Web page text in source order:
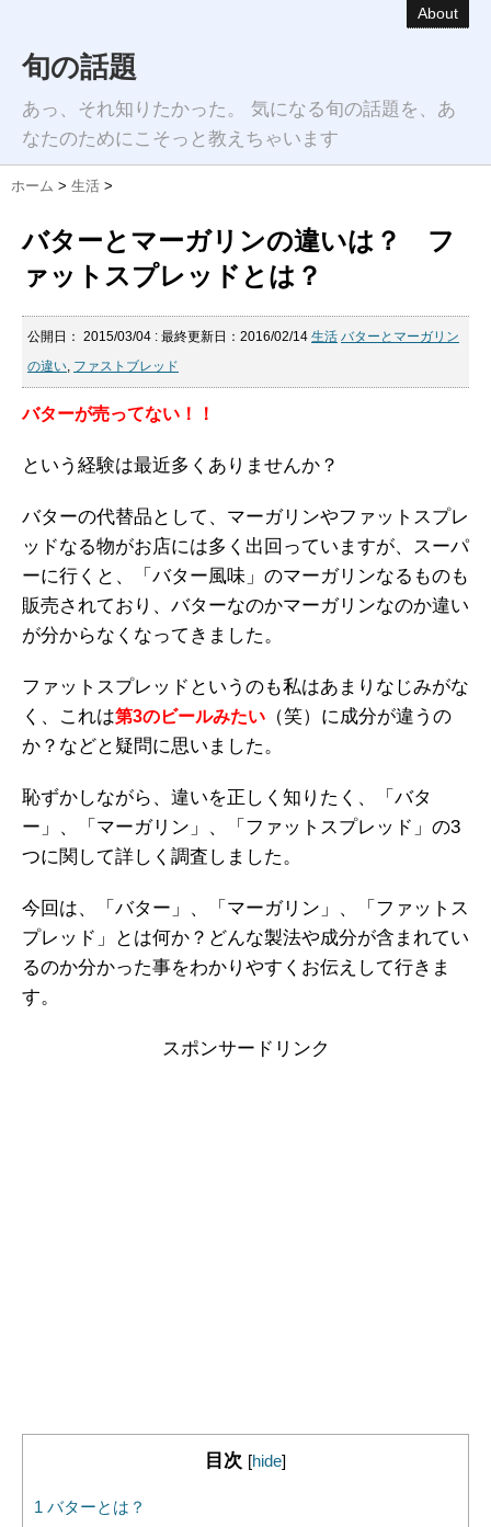
About
旬の話題
あっ、それ知りたかった。 気になる旬の話題を、あ
なたのためにこそっと教えちゃいます
ホーム > 生活 >
バターとマーガリンの違いは？ フ
ァットスプレッドとは？
公開日： 2015/03/04 : 最終更新日：2016/02/14 生活 バターとマーガリン
の違い, ファストブレッド
バターが売ってない！！
という経験は最近多くありませんか？
バターの代替品として、マーガリンやファットスプレ
ッドなる物がお店には多く出回っていますが、スーパ
ーに行くと、「バター風味」のマーガリンなるものも
販売されており、バターなのかマーガリンなのか違い
が分からなくなってきました。
ファットスプレッドというのも私はあまりなじみがな
く、これは第3のビールみたい （笑）に成分が違うの
か？などと疑問に思いました。
恥ずかしながら、違いを正しく知りたく、「バタ
ー」、「マーガリン」、「ファットスプレッド」の3
つに関して詳しく調査しました。
今回は、「バター」、「マーガリン」、「ファットス
プレッド」とは何か？どんな製法や成分が含まれてい
るのか分かった事をわかりやすくお伝えして行きま
す。
スポンサードリンク
目次 [hide]
1 バターとは？